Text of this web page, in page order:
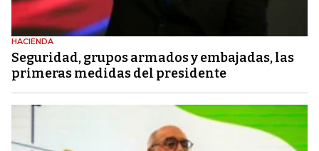
HACIENDA
Seguridad, grupos armados y embajadas, las
primeras medidas del presidente